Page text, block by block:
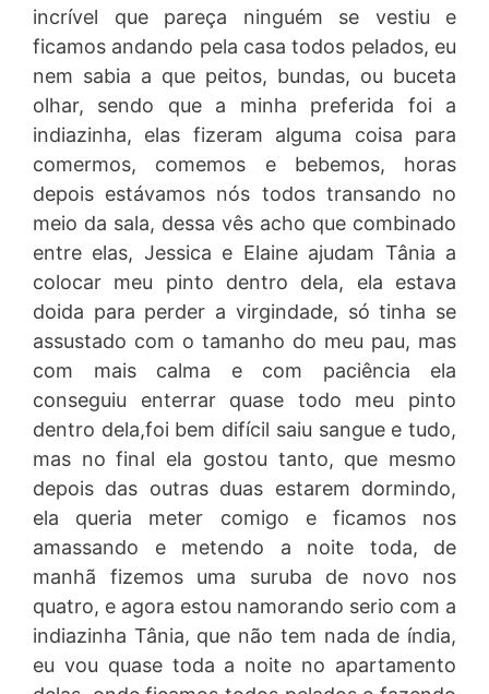
incrível que pareça ninguém se vestiu e
ficamos andando pela casa todos pelados, eu
nem sabia a que peitos, bundas, ou buceta
olhar, sendo que a minha preferida foi a
indiazinha, elas fizeram alguma coisa para
comermos, comemos e bebemos, horas
depois estávamos nós todos transando no
meio da sala, dessa vês acho que combinado
entre elas, Jessica e Elaine ajudam Tânia a
colocar meu pinto dentro dela, ela estava
doida para perder a virgindade, só tinha se
assustado com o tamanho do meu pau, mas
com mais calma e com paciência ela
conseguiu enterrar quase todo meu pinto
dentro dela,foi bem difícil saiu sangue e tudo,
mas no final ela gostou tanto, que mesmo
depois das outras duas estarem dormindo,
ela queria meter comigo e ficamos nos
amassando e metendo a noite toda, de
manhã fizemos uma suruba de novo nos
quatro, e agora estou namorando serio com a
indiazinha Tânia, que não tem nada de índia,
eu vou quase toda a noite no apartamento